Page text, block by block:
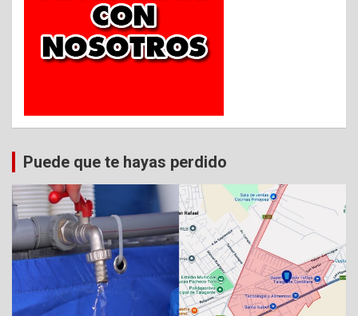
Puede que te hayas perdido